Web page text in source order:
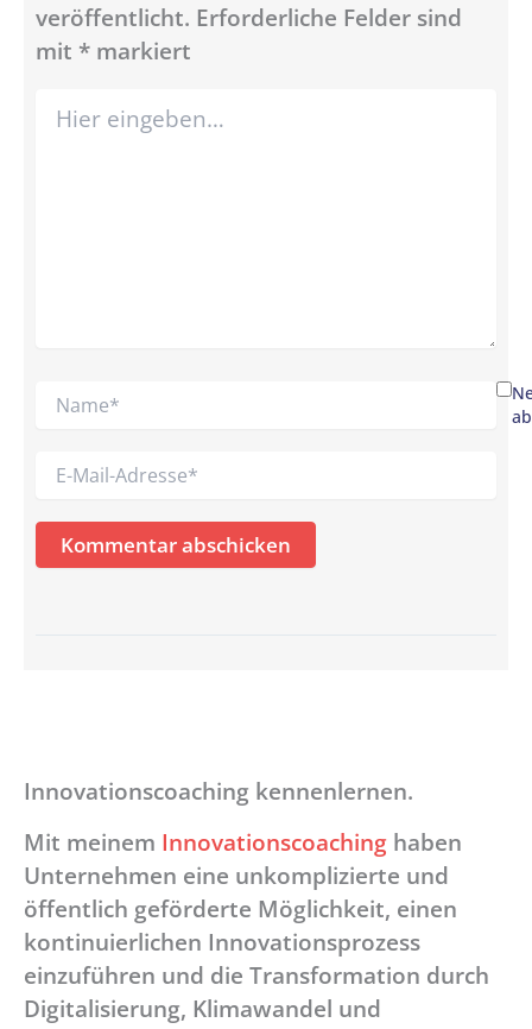
veröffentlicht. Erforderliche Felder sind
mit * markiert
eingeben…
Mail-
Innovationscoaching kennenlernen.
Mit meinem Innovationscoaching haben
Unternehmen eine unkomplizierte und
öffentlich geförderte Möglichkeit, einen
kontinuierlichen Innovationsprozess
einzuführen und die Transformation durch
Digitalisierung, Klimawandel und